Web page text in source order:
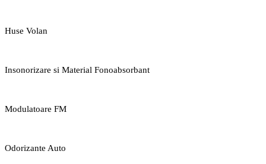
Huse Volan
Insonorizare si Material Fonoabsorbant
Modulatoare FM
Odorizante Auto